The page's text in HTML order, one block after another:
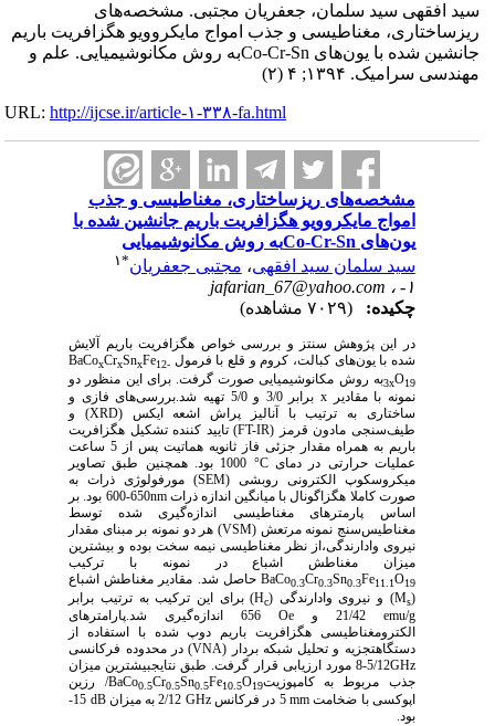
سید افقهی سید سلمان، جعفریان مجتبی. مشخصه‌های
ریزساختاری، مغناطیسی و جذب امواج مایکروویو هگزافریت باریم
جانشین شده با یون‌های Co-Cr-Snبه روش مکانوشیمیایی. علم و
مهندسی سرامیک. ۱۳۹۴; ۴ (۲)
URL:http://ijcse.ir/article-۱-۳۳۸-fa.html
مشخصه‌های ریزساختاری، مغناطیسی و جذب
امواج مایکروویو هگزافریت باریم جانشین شده با
یون‌های Co-Cr-Snبه روش مکانوشیمیایی
سید سلمان سید افقهی،مجتبی جعفریان * ۱
jafarian_67@yahoo.com
چکیده:
در این پژوهش سنتز و بررسی خواص هگزافریت باریم آلایش
شده با یون‌های کبالت، کروم و قلع با فرمول
BaCoxCrxSnxFe12-
3xO19
به روش مکانوشیمیایی صورت گرفت. برای این منظور دو
نمونه با مقادیرx
برابر 3/0 و 5/0 تهیه شد.بررسی‌های فازی و
ساختاری به ترتیب با آنالیز پراش اشعه ایکس (
XRD) و
طیف‌سنجی مادون قرمز ( FT-IR) تایید کننده تشکیل هگزافریت
باریم به همراه مقدار جزئی فاز ثانویه هماتیت پس از 5 ساعت
عملیات حرارتی در دمای°C
1000 بود. همچنین طبق تصاویر
میکروسکوپ الکترونی روبشی ( SEM) مورفولوژی ذرات به
صورت کاملا هگزاگونال با میانگین اندازه ذراتnm
650-600 بود. بر
اساس پارمترهای مغناطیسی اندازه‌گیری شده توسط
مغناطیس‌سنج نمونه مرتعش (VSM) هر دو نمونه بر مبنای مقدار
نیروی وادارندگی،از نظر مغناطیسی نیمه سخت بوده و بیشترین
میزان مغناطش اشباع در نمونه با ترکیب
BaCo0.3Cr0.3Sn0.3Fe11.1O19
حاصل شد. مقادیر مغناطش اشباع
M) و نیروی وادارندگی ( H c
) برای این ترکیب به ترتیب برابر
emu/g21/42 و Oe
656 اندازه‌گیری شد.پارامترهای
الکترومغناطیسی هگزافریت باریم دوپ شده با استفاده از
دستگاهتجزیه و تحلیل شبکه بردار ( VNA) در محدوده فرکانسی
GHz
5/12-8 مورد ارزیابی قرار گرفت. طبق نتایجبیشترین میزان
جذب مربوط به کامپوزیت
BaCo0.5Cr0.5Sn0.5Fe10.5O19
/ رزین
اپوکسی با ضخامتmm5 در فرکانس GHz2/12 به میزان dB
15-
بود.